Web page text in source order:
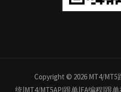
Copyright © 2026 MT4/
统|MT4/MT5API跟单|EA编程|跟